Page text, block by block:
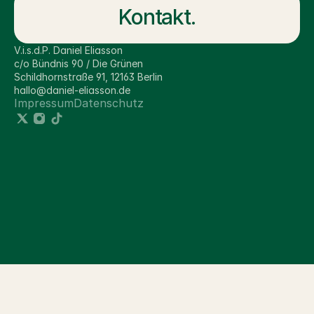
Kontakt.
V.i.s.d.P. Daniel Eliasson
c/o Bündnis 90 / Die Grünen
Schildhornstraße 91, 12163 Berlin
hallo@daniel-eliasson.de
ImpressumDatenschutz